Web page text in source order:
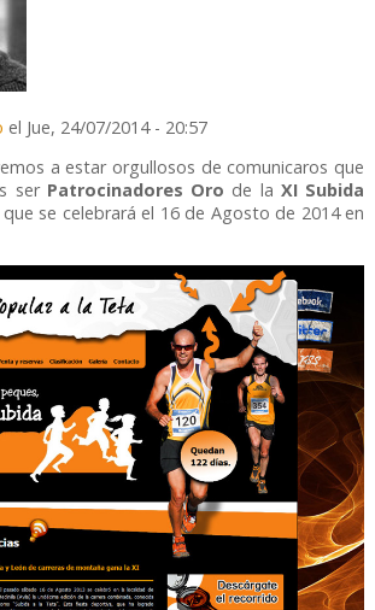
el Jue, 24/07/2014 - 20:57
a estar orgullosos de comunicaros que
ser Patrocinadores Oro de la XI Subida
que se celebrará el 16 de Agosto de 2014 en